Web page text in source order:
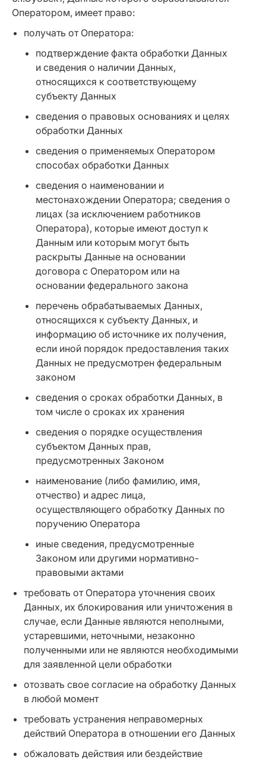
Оператором, имеет право:
получать от Оператора:
подтверждение факта обработки Данных
и сведения о наличии Данных,
относящихся к соответствующему
субъекту Данных
сведения о правовых основаниях и целях
обработки Данных
сведения о применяемых Оператором
способах обработки Данных
сведения о наименовании и
местонахождении Оператора; сведения о
лицах (за исключением работников
Оператора), которые имеют доступ к
Данным или которым могут быть
раскрыты Данные на основании
договора с Оператором или на
основании федерального закона
перечень обрабатываемых Данных,
относящихся к субъекту Данных, и
информацию об источнике их получения,
если иной порядок предоставления таких
Данных не предусмотрен федеральным
законом
сведения о сроках обработки Данных, в
том числе о сроках их хранения
сведения о порядке осуществления
субъектом Данных прав,
предусмотренных Законом
наименование (либо фамилию, имя,
отчество) и адрес лица,
осуществляющего обработку Данных по
поручению Оператора
иные сведения, предусмотренные
Законом или другими нормативно-
правовыми актами
требовать от Оператора уточнения своих
Данных, их блокирования или уничтожения в
случае, если Данные являются неполными,
устаревшими, неточными, незаконно
полученными или не являются необходимыми
для заявленной цели обработки
отозвать свое согласие на обработку Данных
в любой момент
требовать устранения неправомерных
действий Оператора в отношении его Данных
обжаловать действия или бездействие